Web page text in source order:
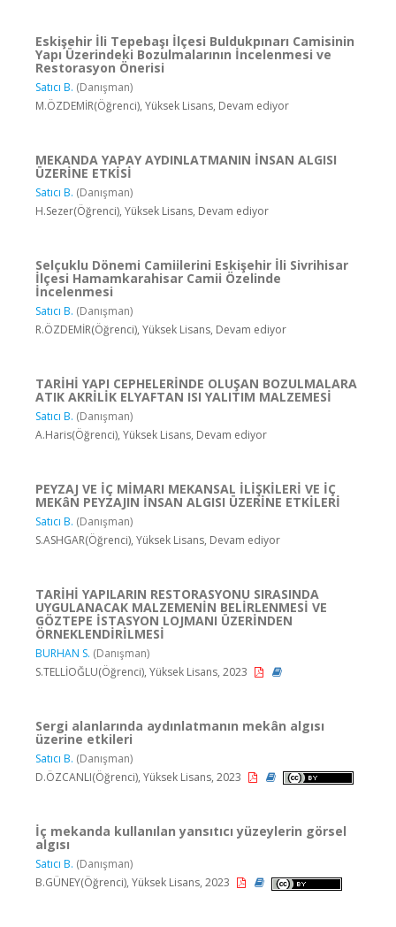
Eskişehir İli Tepebaşı İlçesi Buldukpınarı Camisinin
Yapı Üzerindeki Bozulmalarının İncelenmesi ve
Restorasyon Önerisi
Satıcı B. (Danışman)
M.ÖZDEMİR(Öğrenci), Yüksek Lisans, Devam ediyor
MEKANDA YAPAY AYDINLATMANIN İNSAN ALGISI
ÜZERİNE ETKİSİ
Satıcı B. (Danışman)
H.Sezer(Öğrenci), Yüksek Lisans, Devam ediyor
Selçuklu Dönemi Camiilerini Eskişehir İli Sivrihisar
İlçesi Hamamkarahisar Camii Özelinde
İncelenmesi
Satıcı B. (Danışman)
R.ÖZDEMİR(Öğrenci), Yüksek Lisans, Devam ediyor
TARİHİ YAPI CEPHELERİNDE OLUŞAN BOZULMALARA
ATIK AKRİLİK ELYAFTAN ISI YALITIM MALZEMESİ
Satıcı B. (Danışman)
A.Haris(Öğrenci), Yüksek Lisans, Devam ediyor
PEYZAJ VE İÇ MİMARI MEKANSAL İLİŞKİLERİ VE İÇ
MEKâN PEYZAJIN İNSAN ALGISI ÜZERİNE ETKİLERİ
Satıcı B. (Danışman)
S.ASHGAR(Öğrenci), Yüksek Lisans, Devam ediyor
TARİHİ YAPILARIN RESTORASYONU SIRASINDA
UYGULANACAK MALZEMENİN BELİRLENMESİ VE
GÖZTEPE İSTASYON LOJMANI ÜZERİNDEN
ÖRNEKLENDİRİLMESİ
BURHAN S. (Danışman)
S.TELLİOĞLU(Öğrenci), Yüksek Lisans, 2023
Sergi alanlarında aydınlatmanın mekân algısı
üzerine etkileri
Satıcı B. (Danışman)
D.ÖZCANLI(Öğrenci), Yüksek Lisans, 2023
İç mekanda kullanılan yansıtıcı yüzeylerin görsel
algısı
Satıcı B. (Danışman)
B.GÜNEY(Öğrenci), Yüksek Lisans, 2023